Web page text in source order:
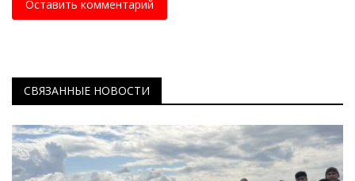
Оставить комментарий
СВЯЗАННЫЕ НОВОСТИ